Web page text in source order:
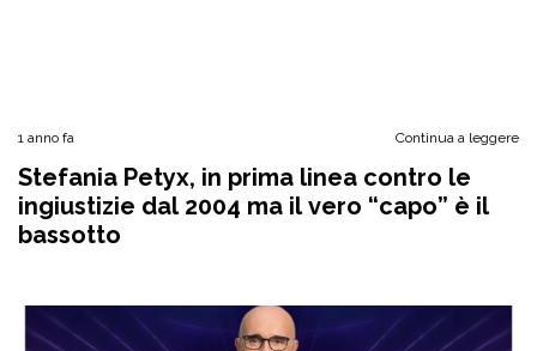
1 anno fa Continua a leggere
Stefania Petyx, in prima linea contro le
ingiustizie dal 2004 ma il vero “capo” è il
bassotto